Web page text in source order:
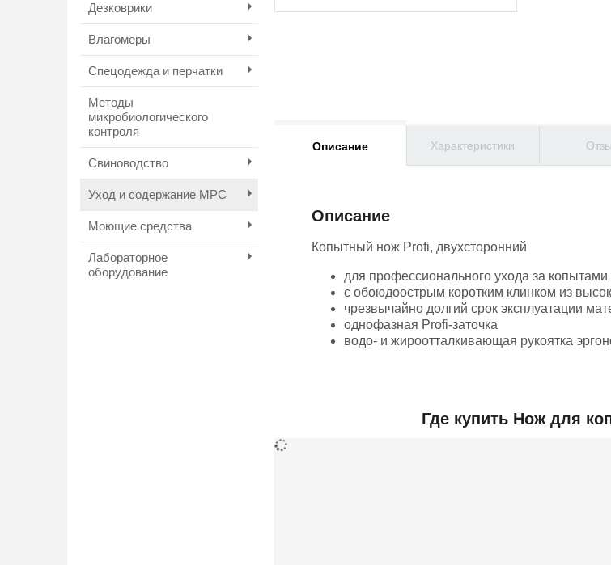
Дезковрики
Влагомеры
Спецодежда и перчатки
Методы
микробиологического
контроля
Свиноводство
Уход и содержание МРС
Моющие средства
Лабораторное
оборудование
Описание Характеристики
Описание
Копытный нож Profi, двухсторонний
для профессионального ухода за копытами
с обоюдоострым коротким клинком из
чрезвычайно долгий срок эксплуатации
однофазная Profi-заточка
водо- и жироотталкивающая рукоятка
Добавить отзыв
Где купить Нож для